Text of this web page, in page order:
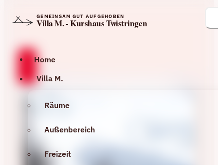
GEMEINSAM GUT AUFGEHOBEN
Villa M. - Kurshaus Twistringen
Home
Villa M.
Räume
Außenbereich
Freizeit